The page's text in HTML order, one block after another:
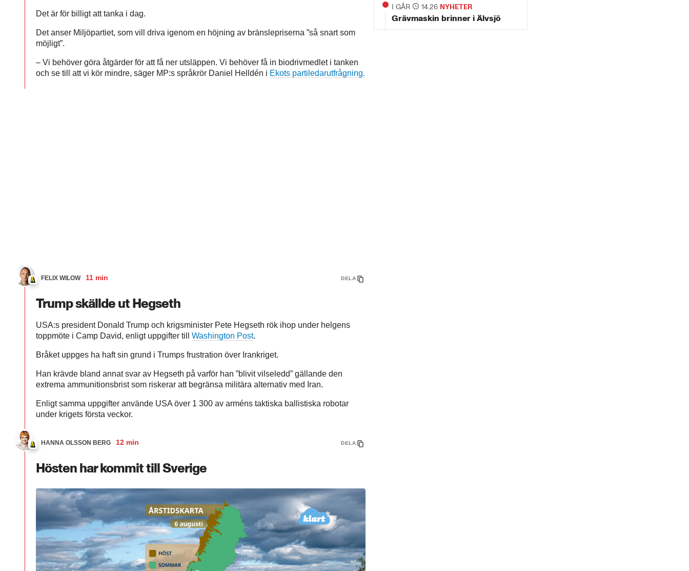
Det är för billigt att tanka i dag.
Det anser Miljöpartiet, som vill driva igenom en höjning av bränslepriserna ”så snart som
möjligt”.
– Vi behöver göra åtgärder för att få ner utsläppen. Vi behöver få in biodrivmedlet i tanken
och se till att vi kör mindre, säger MP:s språkrör Daniel Helldén i Ekots partiledarutfrågning.
FELIX WILOW 11 min DELA
Trump skällde ut Hegseth
USA:s president Donald Trump och krigsminister Pete Hegseth rök ihop under helgens
toppmöte i Camp David, enligt uppgifter till Washington Post.
Bråket uppges ha haft sin grund i Trumps frustration över Irankriget.
Han krävde bland annat svar av Hegseth på varför han ”blivit vilseledd” gällande den
extrema ammunitionsbrist som riskerar att begränsa militära alternativ med Iran.
Enligt samma uppgifter använde USA över 1 300 av arméns taktiska ballistiska robotar
under krigets första veckor.
HANNA OLSSON BERG 12 min DELA
Hösten har kommit till Sverige
I GÅR 14.26 NYHETER
Grävmaskin brinner i Älvsjö